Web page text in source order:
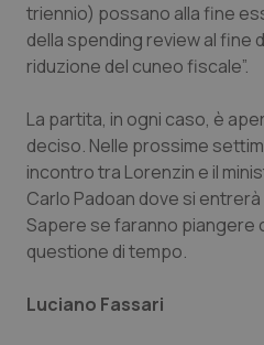
Psoriasi & pelle
Quotidiano Chirurgia
Quotidiano Oncologia
Quotidiano Pediatria
Rene & patologie
triennio) possano alla fine
della spending review al fine
riduzione del cuneo fiscale”.
La partita, in ogni caso, è
deciso. Nelle prossime
incontro tra Lorenzin e il
Carlo Padoan dove si
Sapere se faranno piangere
questione di tempo.
Luciano Fassari